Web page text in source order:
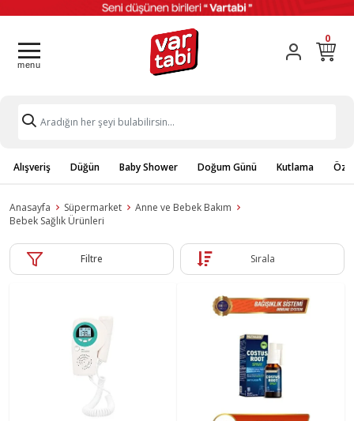
0
Alışveriş Düğün Baby Shower Doğum Günü Kutlama
Anasayfa Süpermarket
Anne ve Bebek Bakım
Bebek Sağlık Ürünleri
Filtre Sırala